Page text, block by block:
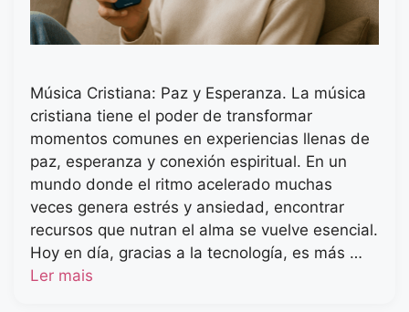
Música Cristiana: Paz y Esperanza. La música
cristiana tiene el poder de transformar
momentos comunes en experiencias llenas de
paz, esperanza y conexión espiritual. En un
mundo donde el ritmo acelerado muchas
veces genera estrés y ansiedad, encontrar
recursos que nutran el alma se vuelve esencial.
Hoy en día, gracias a la tecnología, es más …
Ler mais